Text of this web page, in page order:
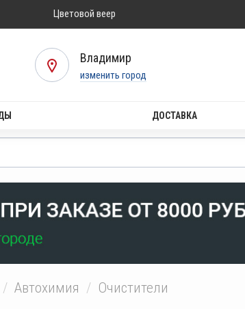
Цветовой веер
Владимир
изменить город
ДОСТАВКА
Автохимия Очистители